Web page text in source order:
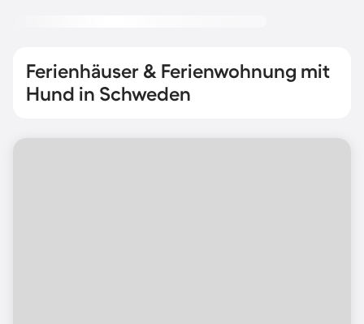
Ferienhäuser & Ferienwohnung mit
Hund in Schweden